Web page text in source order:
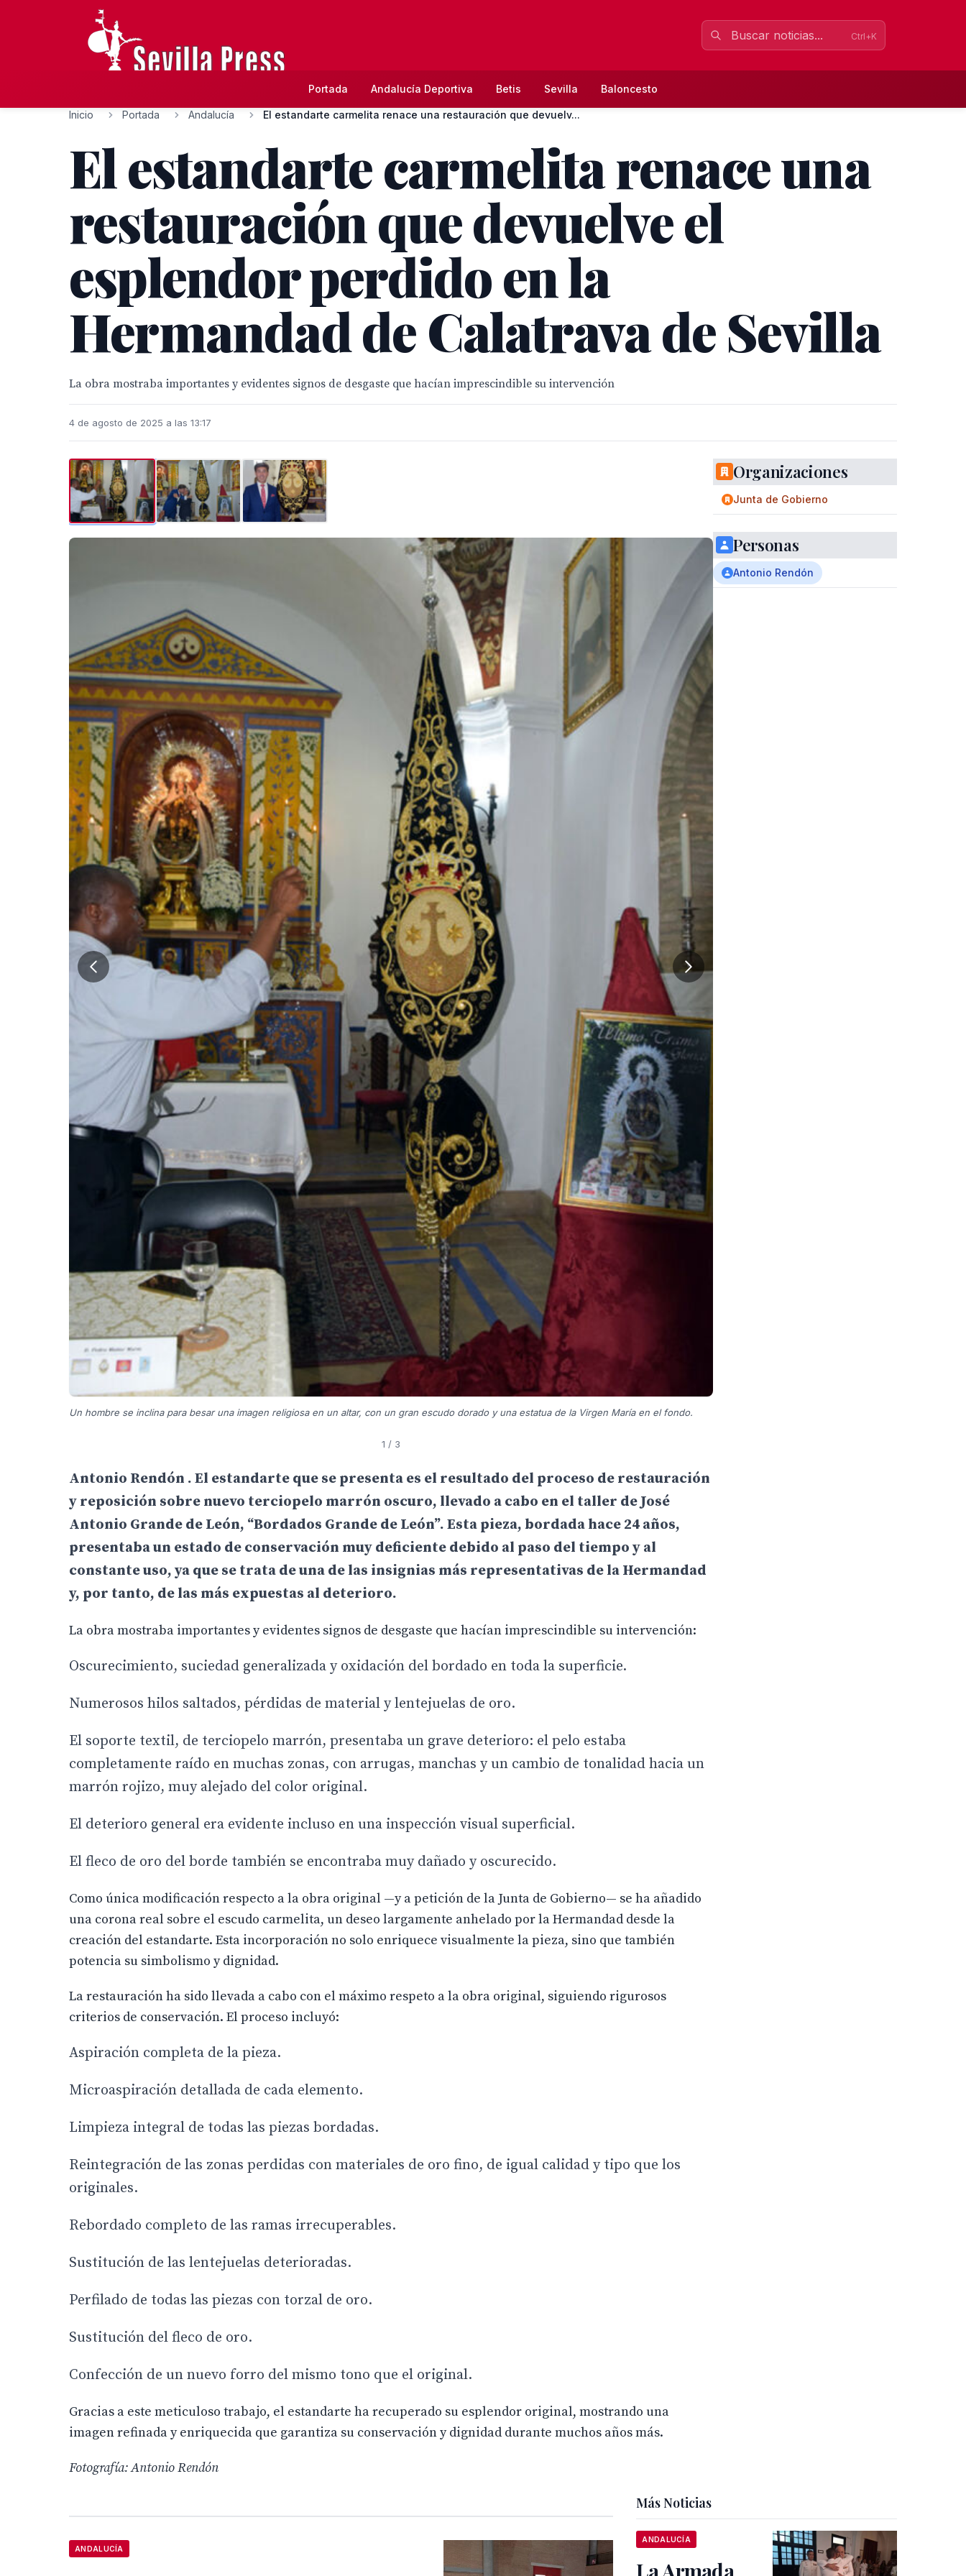
Ctrl+K
Portada Andalucía Deportiva Betis Sevilla Baloncesto
Inicio Portada Andalucía El estandarte carmelita renace una restauración que devuelv...
El estandarte carmelita renace una
restauración que devuelve el
esplendor perdido en la
Hermandad de Calatrava de Sevilla
La obra mostraba importantes y evidentes signos de desgaste que hacían imprescindible su intervención
4 de agosto de 2025 a las 13:17
Un hombre se inclina para besar una imagen religiosa en un altar, con un gran escudo dorado y una estatua de la Virgen María en el fondo.
1 / 3
Antonio Rendón . El estandarte que se presenta es el resultado del proceso de restauración
y reposición sobre nuevo terciopelo marrón oscuro, llevado a cabo en el taller de José
Antonio Grande de León, “Bordados Grande de León”. Esta pieza, bordada hace 24 años,
presentaba un estado de conservación muy deficiente debido al paso del tiempo y al
constante uso, ya que se trata de una de las insignias más representativas de la Hermandad
y, por tanto, de las más expuestas al deterioro.
La obra mostraba importantes y evidentes signos de desgaste que hacían imprescindible su intervención:
Oscurecimiento, suciedad generalizada y oxidación del bordado en toda la superficie.
Numerosos hilos saltados, pérdidas de material y lentejuelas de oro.
El soporte textil, de terciopelo marrón, presentaba un grave deterioro: el pelo estaba
completamente raído en muchas zonas, con arrugas, manchas y un cambio de tonalidad hacia un
marrón rojizo, muy alejado del color original.
El deterioro general era evidente incluso en una inspección visual superficial.
El fleco de oro del borde también se encontraba muy dañado y oscurecido.
Como única modificación respecto a la obra original —y a petición de la Junta de Gobierno— se ha añadido
una corona real sobre el escudo carmelita, un deseo largamente anhelado por la Hermandad desde la
creación del estandarte. Esta incorporación no solo enriquece visualmente la pieza, sino que también
potencia su simbolismo y dignidad.
La restauración ha sido llevada a cabo con el máximo respeto a la obra original, siguiendo rigurosos
criterios de conservación. El proceso incluyó:
Aspiración completa de la pieza.
Microaspiración detallada de cada elemento.
Limpieza integral de todas las piezas bordadas.
Reintegración de las zonas perdidas con materiales de oro fino, de igual calidad y tipo que los
originales.
Rebordado completo de las ramas irrecuperables.
Sustitución de las lentejuelas deterioradas.
Perfilado de todas las piezas con torzal de oro.
Sustitución del fleco de oro.
Confección de un nuevo forro del mismo tono que el original.
Gracias a este meticuloso trabajo, el estandarte ha recuperado su esplendor original, mostrando una
imagen refinada y enriquecida que garantiza su conservación y dignidad durante muchos años más.
Fotografía: Antonio Rendón
Organizaciones
Junta de Gobierno
Personas
Antonio Rendón
ANDALUCÍA
Más Noticias
ANDALUCÍA
La Armada